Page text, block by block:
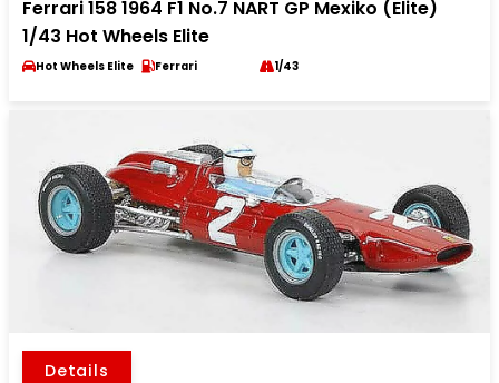
Ferrari 158 1964 F1 No.7 NART GP Mexiko (Elite)
1/43 Hot Wheels Elite
Hot Wheels Elite Ferrari 1/43
Details